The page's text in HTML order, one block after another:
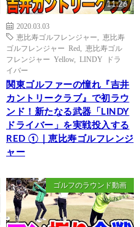
11:26
2020.03.03
恵比寿ゴルフレンジャー
恵比寿
ゴルフレンジャー Red
恵比寿ゴル
フレンジャー Yellow, LINDY ドラ
イバー
関東ゴルファーの憧れ『吉井
カントリークラブ』で初ラウ
ンド！新たなる武器「LINDY
ドライバー」を実戦投入する
RED ①｜恵比寿ゴルフレンジ
ャー
ゴルフのラウンド動画